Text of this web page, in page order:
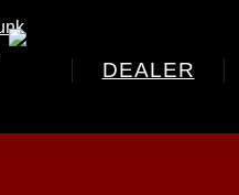
DEALER